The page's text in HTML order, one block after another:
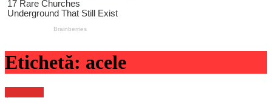
Etichetă: acele